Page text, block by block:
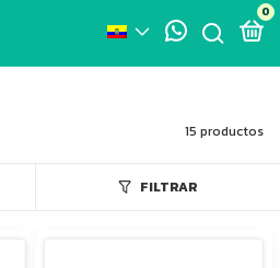
0
15 productos
FILTRAR